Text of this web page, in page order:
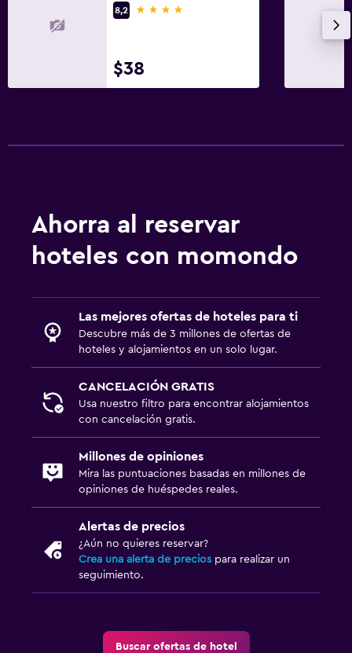
8,2
4 estrellas
$38
Ahorra al reservar
hoteles con momondo
Las mejores ofertas de hoteles para ti
Descubre más de 3 millones de ofertas de
hoteles y alojamientos en un solo lugar.
CANCELACIÓN GRATIS
Usa nuestro filtro para encontrar alojamientos
con cancelación gratis.
Millones de opiniones
Mira las puntuaciones basadas en millones de
opiniones de huéspedes reales.
Alertas de precios
¿Aún no quieres reservar?
Crea una alerta de precios para realizar un
seguimiento.
Buscar ofertas de hotel